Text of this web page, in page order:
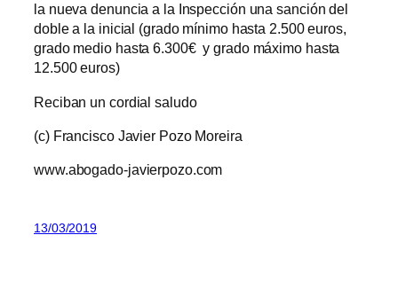
la nueva denuncia a la Inspección una sanción del
doble a la inicial (grado mínimo hasta 2.500 euros,
grado medio hasta 6.300€ y grado máximo hasta
12.500 euros)
Reciban un cordial saludo
(c) Francisco Javier Pozo Moreira
www.abogado-javierpozo.com
13/03/2019